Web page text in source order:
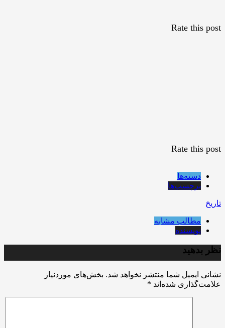
Rate this post
Rate this post
دسته‌ها
برچسب‌ها
تاریخ
مطالب مشابه
نویسنده
نظر بدهید
نشانی ایمیل شما منتشر نخواهد شد. بخش‌های موردنیاز
علامت‌گذاری شده‌اند *